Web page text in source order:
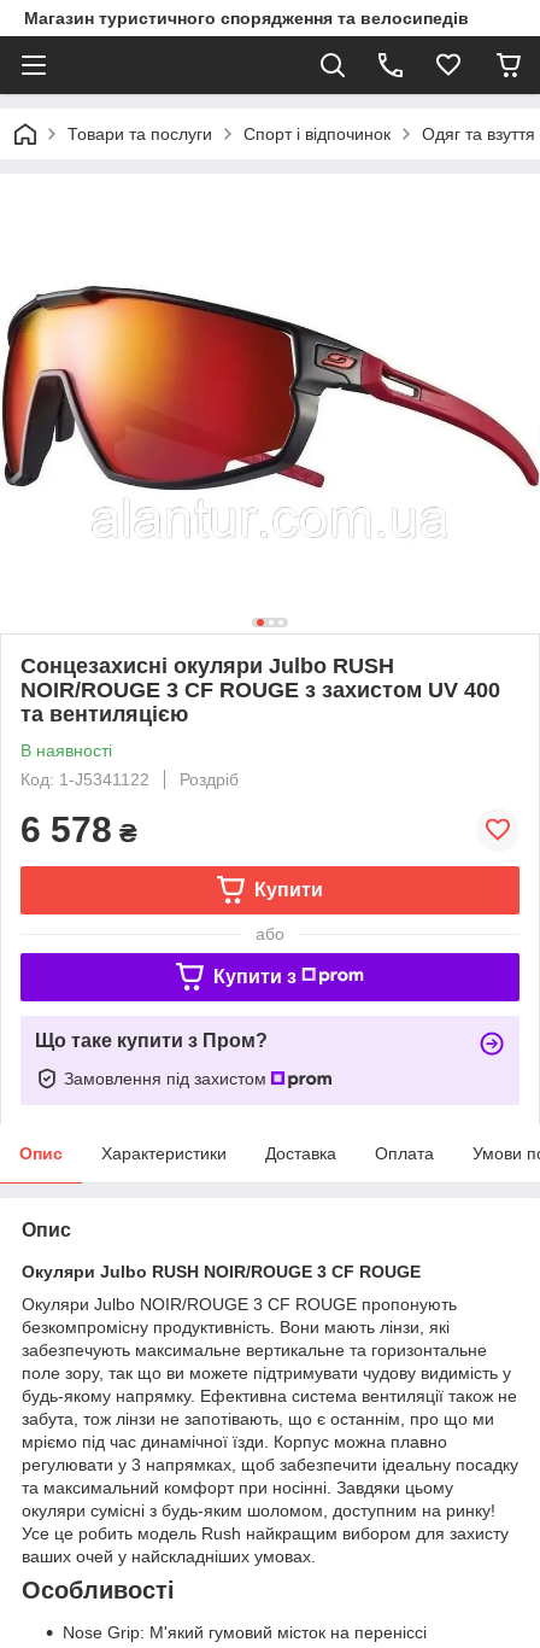
Магазин туристичного спорядження та велосипедів
Товари та послуги Спорт і відпочинок Одяг та
Сонцезахисні окуляри Julbo RUSH
NOIR/ROUGE 3 CF ROUGE з захистом UV 400
та вентиляцією
В наявності
Код: 1-J5341122
Роздріб
6 578 ₴
Купити
або
Купити з
Що таке купити з Пром?
Замовлення під захистом
Опис Характеристики Доставка Оплата Умови
Опис
Окуляри Julbo RUSH NOIR/ROUGE 3 CF ROUGE
Окуляри Julbo NOIR/ROUGE 3 CF ROUGE пропонують
безкомпромісну продуктивність. Вони мають лінзи, які
забезпечують максимальне вертикальне та горизонтальне
поле зору, так що ви можете підтримувати чудову видимість у
будь-якому напрямку. Ефективна система вентиляції також не
забута, тож лінзи не запотівають, що є останнім, про що ми
мріємо під час динамічної їзди. Корпус можна плавно
регулювати у 3 напрямках, щоб забезпечити ідеальну посадку
та максимальний комфорт при носінні. Завдяки цьому
окуляри сумісні з будь-яким шоломом, доступним на ринку!
Усе це робить модель Rush найкращим вибором для захисту
ваших очей у найскладніших умовах.
Особливості
Nose Grip: М'який гумовий місток на переніссі